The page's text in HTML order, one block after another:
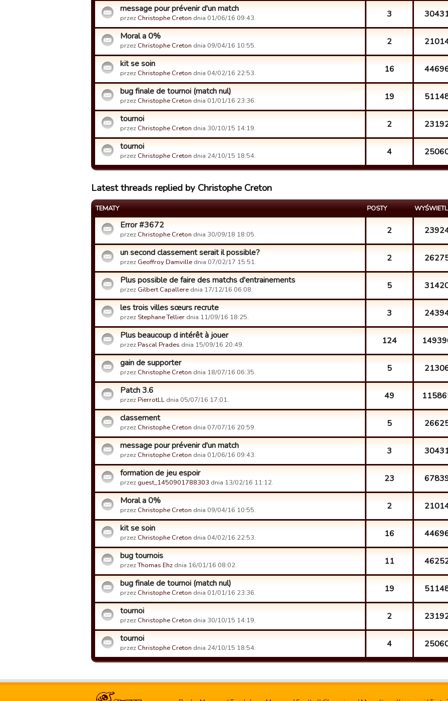
message pour prévenir d'un match
przez Christophe Creton dnia 01/06/16 09:43. 3
Moral a 0%
przez Christophe Creton dnia 09/04/16 10:55. 2
kit se soin
przez Christophe Creton dnia 04/02/16 22:53. 16
bug finale de tournoi (match nul)
przez Christophe Creton dnia 01/01/16 23:36. 19
tournoi
przez Christophe Creton dnia 30/10/15 14:19. 2
tournoi
przez Christophe Creton dnia 24/10/15 18:54. 4
Latest threads replied by Christophe Creton
TEMATY POSTY
Error #3672
przez Christophe Creton dnia 30/09/18 18:05. 2
un second classement serait il possible?
przez Geoffroy Damville dnia 07/02/17 15:51. 2
Plus possible de faire des matchs d'entrainements
przez Gilbert Capallere dnia 17/12/16 06:08. 5
les trois villes sœurs recrute
przez Stephane Tellier dnia 11/09/16 18:25. 3
Plus beaucoup d intérêt à jouer
przezPascal Prades dnia 15/09/16 20:49. 124
gain de supporter
przez Christophe Creton dnia 18/07/16 06:35. 5
Patch 3.6
przezPierrotLL dnia 05/07/16 17:01. 49
classement
przez Christophe Creton dnia 07/07/16 20:59. 5
message pour prévenir d'un match
przez Christophe Creton dnia 01/06/16 09:43. 3
formation de jeu espoir
przez guest_1450901788303 dnia 13/02/16 11:12. 23
Moral a 0%
przez Christophe Creton dnia 09/04/16 10:55. 2
kit se soin
przez Christophe Creton dnia 04/02/16 22:53. 16
bug tournois
przezThomas Ehz dnia 16/01/16 08:02. 11
bug finale de tournoi (match nul)
przez Christophe Creton dnia 01/01/16 23:36. 19
tournoi
przez Christophe Creton dnia 30/10/15 14:19. 2
tournoi
przez Christophe Creton dnia 24/10/15 18:54. 4